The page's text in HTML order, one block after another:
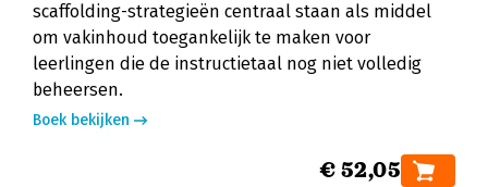
scaffolding-strategieën centraal staan als middel
om vakinhoud toegankelijk te maken voor
leerlingen die de instructietaal nog niet volledig
beheersen.
Boek bekijken
€ 52,05